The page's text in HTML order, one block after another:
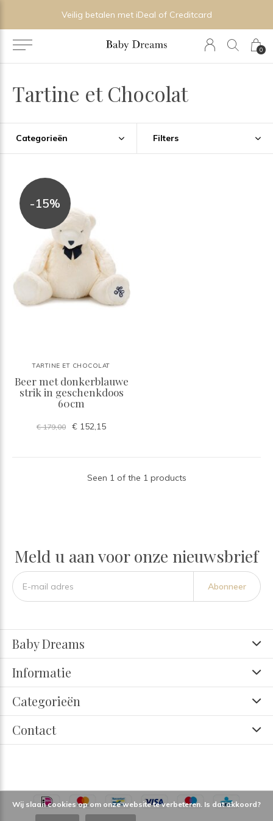
0
Veilig betalen met iDeal of Creditcard
Tartine et Chocolat
Categorieën Filters
-15%
TARTINE ET CHOCOLAT
Beer met donkerblauwe
strik in geschenkdoos
60cm
€ 179,00 € 152,15
Seen 1 of the 1 products
Meld u aan voor onze nieuwsbrief
Abonneer
Baby Dreams
Informatie
Categorieën
Contact
Wij slaan cookies op om onze website te verbeteren. Is dat akkoord?